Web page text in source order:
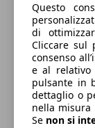
98 g/km
Emissioni di
Questo
di
Cliccare sul
consenso
e al relativo
pulsante in
dettaglio o
nella
Se non si